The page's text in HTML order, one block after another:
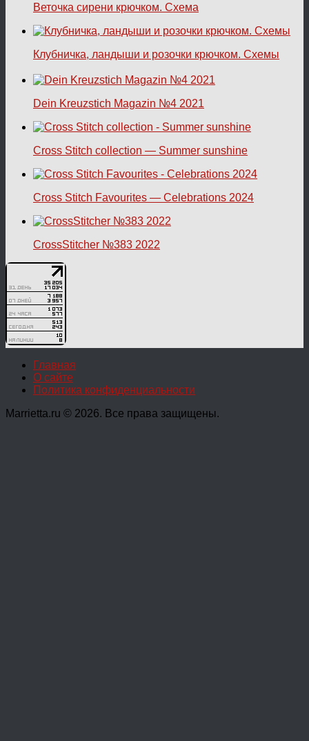
Веточка сирени крючком. Схема
Клубничка, ландыши и розочки крючком. Схемы
Dein Kreuzstich Magazin №4 2021
Cross Stitch collection — Summer sunshine
Cross Stitch Favourites — Celebrations 2024
CrossStitcher №383 2022
Главная
О сайте
Политика конфиденциальности
Marrietta.ru © 2026. Все права защищены.